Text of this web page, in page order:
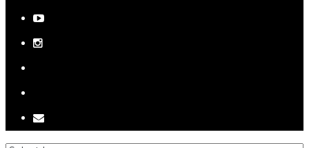
youtube
instagram
email